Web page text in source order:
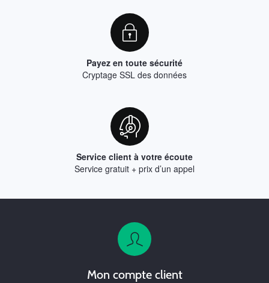
Payez en toute sécurité
Cryptage SSL des données
Service client à votre écoute
Service gratuit + prix d’un appel
Mon compte client